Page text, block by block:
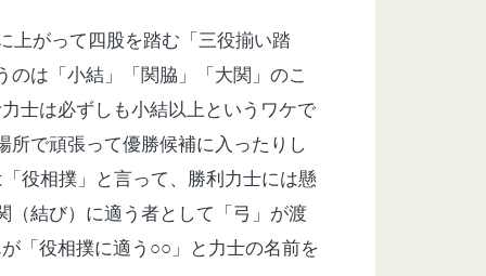
上がって四股を踏む「三役揃い踏
は「小結」「関脇」「大関」のこ
士は必ずしも小結以上というワケで
所で頑張って優勝候補に入ったりし
役相撲」と言って、勝利力士には懸
（結び）に適う者として「弓」が渡
「役相撲に適う ○○ 」と力士の名前を